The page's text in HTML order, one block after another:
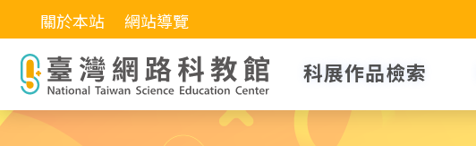
關於本站 網站導覽
科展作品檢索